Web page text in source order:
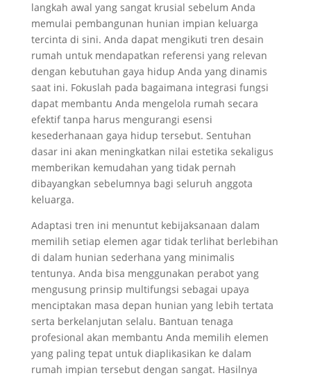
langkah awal yang sangat krusial sebelum Anda
memulai pembangunan hunian impian keluarga
tercinta di sini. Anda dapat mengikuti tren desain
rumah untuk mendapatkan referensi yang relevan
dengan kebutuhan gaya hidup Anda yang dinamis
saat ini. Fokuslah pada bagaimana integrasi fungsi
dapat membantu Anda mengelola rumah secara
efektif tanpa harus mengurangi esensi
kesederhanaan gaya hidup tersebut. Sentuhan
dasar ini akan meningkatkan nilai estetika sekaligus
memberikan kemudahan yang tidak pernah
dibayangkan sebelumnya bagi seluruh anggota
keluarga.
Adaptasi tren ini menuntut kebijaksanaan dalam
memilih setiap elemen agar tidak terlihat berlebihan
di dalam hunian sederhana yang minimalis
tentunya. Anda bisa menggunakan perabot yang
mengusung prinsip multifungsi sebagai upaya
menciptakan masa depan hunian yang lebih tertata
serta berkelanjutan selalu. Bantuan tenaga
profesional akan membantu Anda memilih elemen
yang paling tepat untuk diaplikasikan ke dalam
rumah impian tersebut dengan sangat. Hasilnya